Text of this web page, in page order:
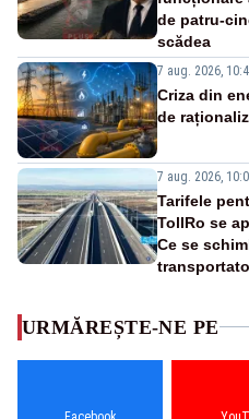
de patru-
scădea
7 aug. 2026,
Criza din
de
7 aug. 2026,
Tarifele
TollRo se
Ce se
URMĂREȘTE-NE PE